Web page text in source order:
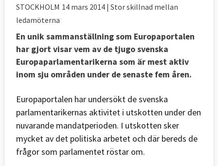
STOCKHOLM 14 mars 2014 | Stor skillnad mellan
ledamöterna
En unik sammanställning som Europaportalen
har gjort visar vem av de tjugo svenska
Europaparlamentarikerna som är mest aktiv
inom sju områden under de senaste fem åren.
Europaportalen har undersökt de svenska
parlamentarikernas aktivitet i utskotten under den
nuvarande mandatperioden. I utskotten sker
mycket av det politiska arbetet och där bereds de
frågor som parlamentet röstar om.